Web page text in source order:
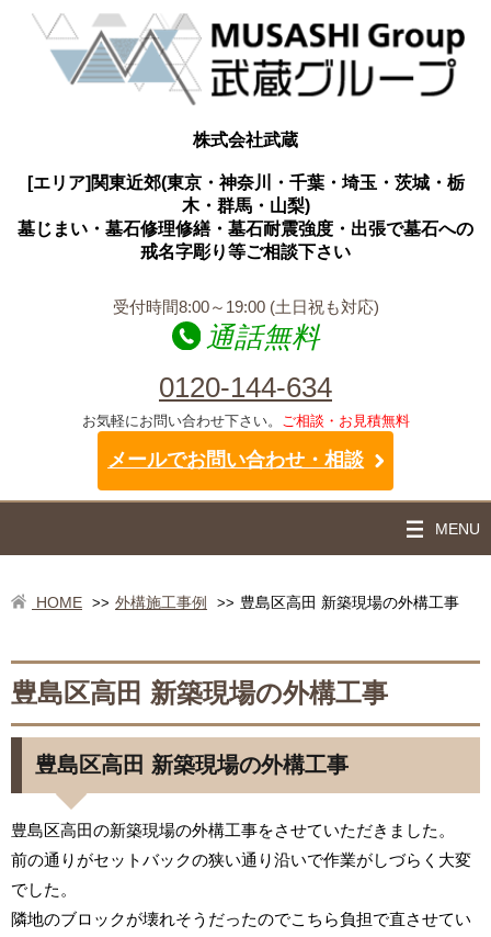
株式会社武蔵
[エリア]関東近郊(東京・神奈川・千葉・埼玉・茨城・栃
木・群馬・山梨)
墓じまい・墓石修理修繕・墓石耐震強度・出張で墓石への
戒名字彫り等ご相談下さい
受付時間8:00～19:00 (土日祝も対応)
通話無料
0120-144-634
お気軽にお問い合わせ下さい。 ご相談・お見積無料
メールでお問い合わせ・相談
MENU
HOME >> 外構施工事例 >> 豊島区高田 新築現場の外構工事
豊島区高田 新築現場の外構工事
豊島区高田 新築現場の外構工事
豊島区高田の新築現場の外構工事をさせていただきました。
前の通りがセットバックの狭い通り沿いで作業がしづらく大変
でした。
隣地のブロックが壊れそうだったのでこちら負担で直させてい